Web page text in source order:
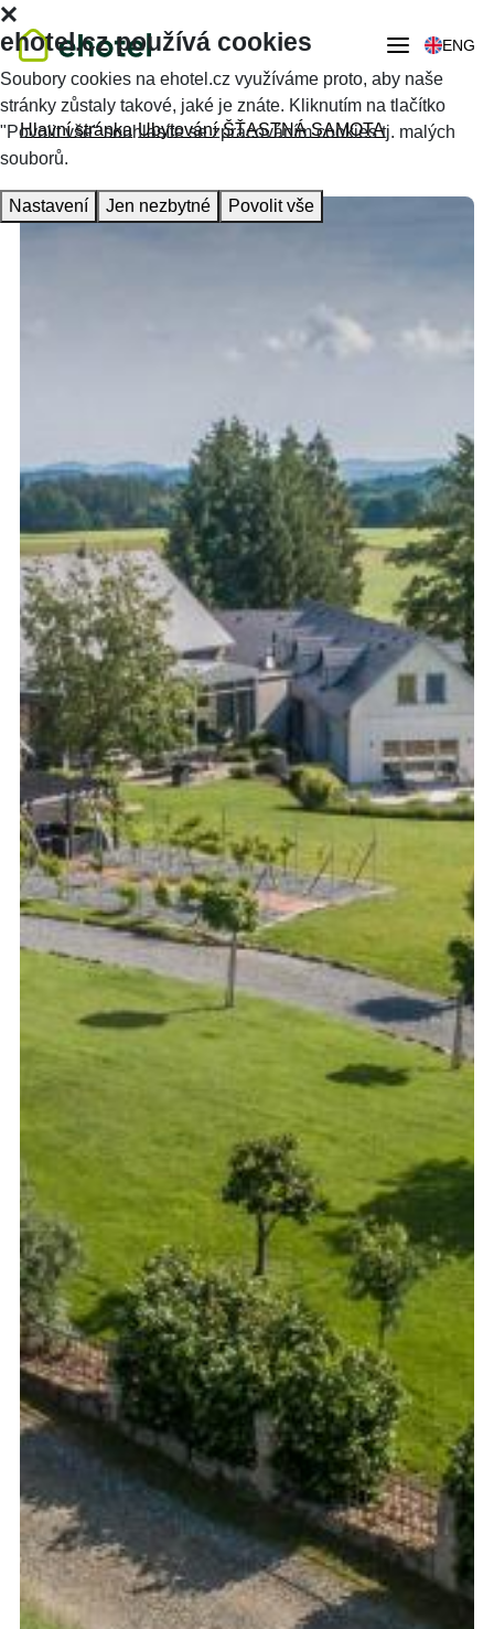
ENG
Hlavní stránka Ubytování ŠŤASTNÁ SAMOTA
ehotel.cz používá cookies
Soubory cookies na ehotel.cz využíváme proto, aby naše
stránky zůstaly takové, jaké je znáte. Kliknutím na tlačítko
"Povolit vše" souhlasíte se zpracováním cookies tj. malých
souborů.
Nastavení Jen nezbytné Povolit vše